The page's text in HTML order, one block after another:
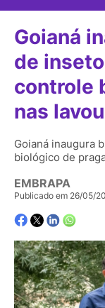
Goianá
de
controle
nas
Goianá inaugura
biológico de
EMBRAPA
Publicado em 26/05/